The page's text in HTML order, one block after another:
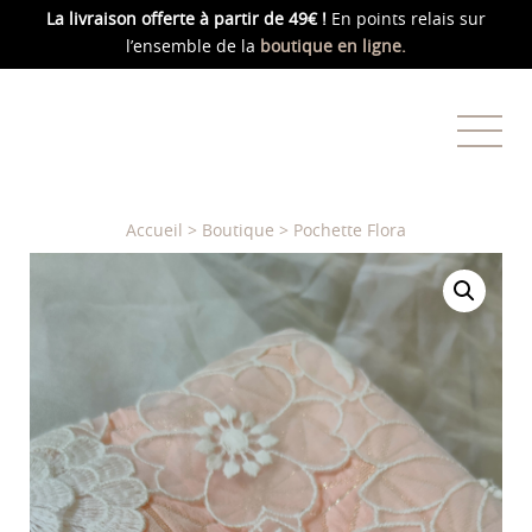
La livraison offerte à partir de 49€ ! En points relais sur
l’ensemble de la boutique en ligne.
Accueil > Boutique > Pochette Flora